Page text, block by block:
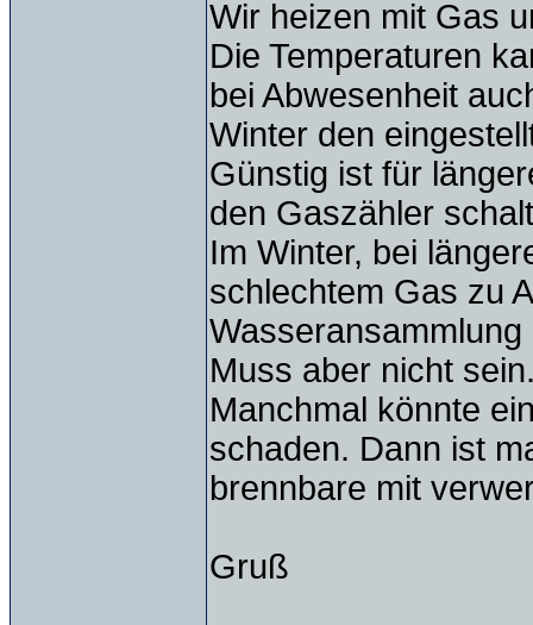
Wir heizen mit Gas
Die Temperaturen
bei Abwesenheit
Winter den
Günstig ist für
den Gaszähler
Im Winter, bei
schlechtem Gas zu
Muss aber nicht
Manchmal könnte
schaden. Dann ist
brennbare mit
Gruß